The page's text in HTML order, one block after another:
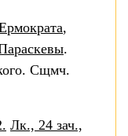
,
.
Сщмч.
Лк., 24 зач.,